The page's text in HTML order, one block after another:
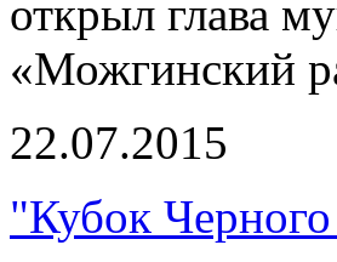
открыл глава
«Можгинский
22.07.2015
"Кубок